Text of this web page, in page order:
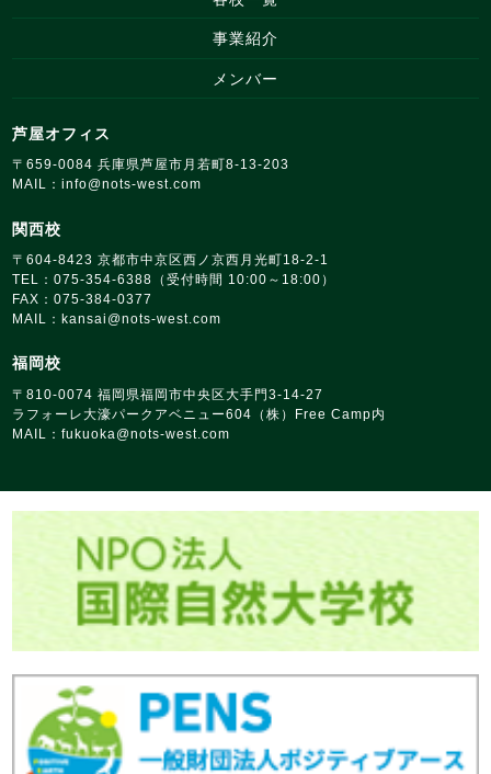
事業紹介
メンバー
芦屋オフィス
〒659‑0084 兵庫県芦屋市月若町8‑13‑203
MAIL：info@nots‑west.com
関西校
〒604-8423 京都市中京区西ノ京西月光町18‑2‑1
TEL：075-354-6388（受付時間 10:00～18:00）
FAX：075-384-0377
MAIL： kansai@nots‑west.com
福岡校
〒810‑0074 福岡県福岡市中央区大手門3-14-27
ラフォーレ大濠パークアベニュー604（株）Free Camp内
MAIL：fukuoka@nots‑west.com